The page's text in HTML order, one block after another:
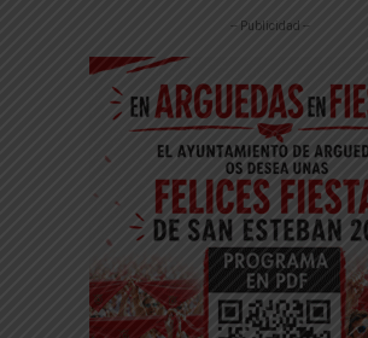
-- Publicidad --